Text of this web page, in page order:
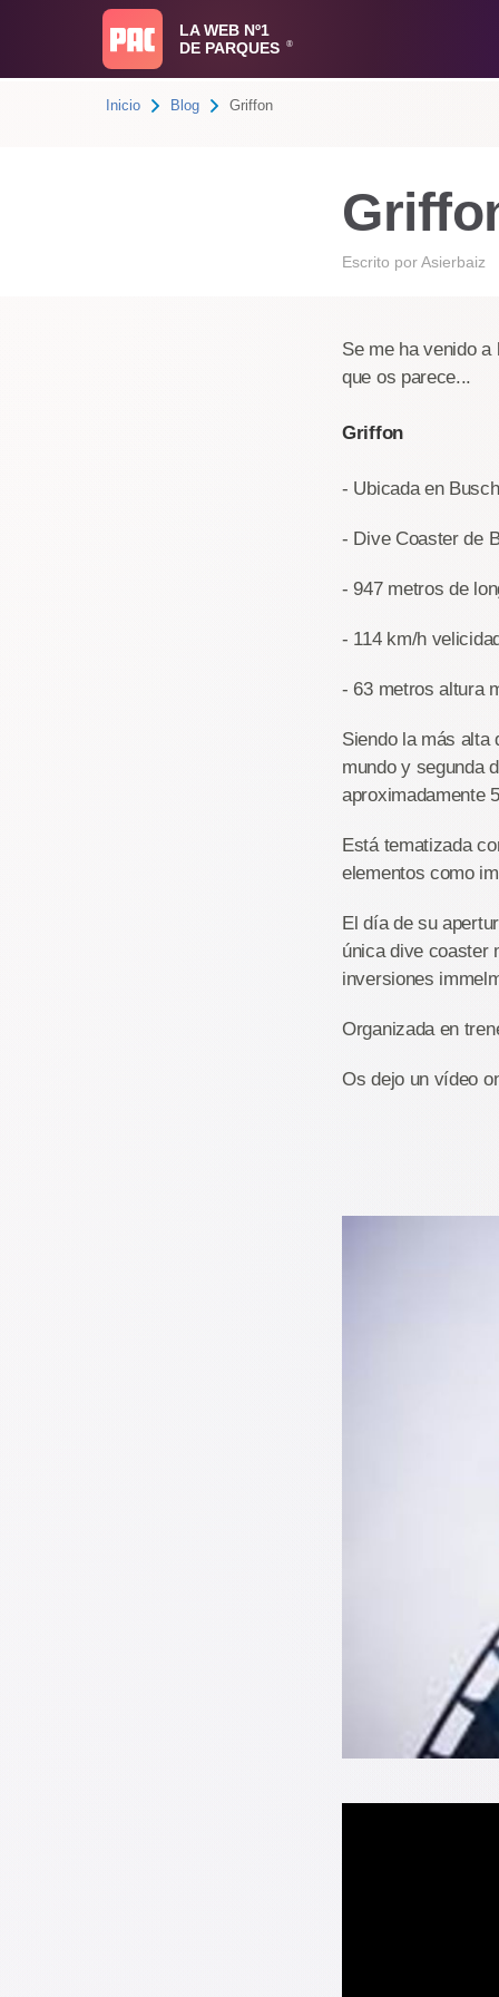
LA WEB Nº1
DE PARQUES
®
Inicio Blog Griffon
Escrito porAsierbaiz
Se me ha venido
que os parece...
Griffon
- Ubicada en
- Dive Coaster de
- 947 metros de
- 114 km/h
- 63 metros altura
Siendo la más alta
mundo y segunda
aproximadamente
Está tematizada
elementos como
El día de su
única dive coaster
inversiones
Organizada en
Os dejo un vídeo